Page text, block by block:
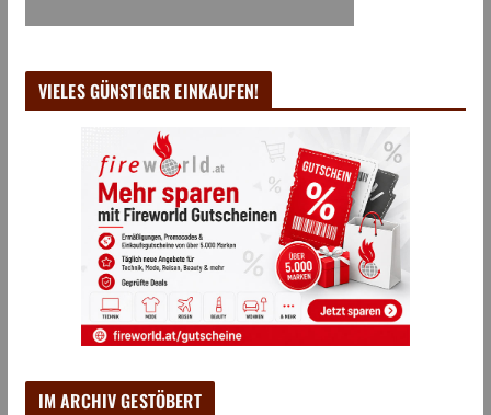
VIELES GÜNSTIGER EINKAUFEN!
IM ARCHIV GESTÖBERT